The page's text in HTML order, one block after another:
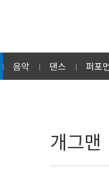
음악 댄스 퍼포
개그맨